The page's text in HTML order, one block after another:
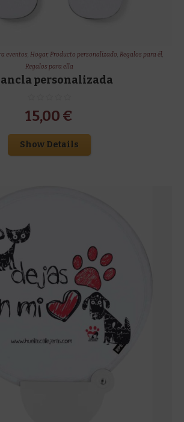
eventos,Hogar,Producto personalizado,Regalos para él,
Regalos para ella
personalizada
15,00 €
Show Details